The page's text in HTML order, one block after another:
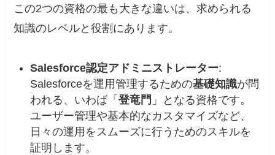
この2つの資格の最も大きな違いは、求められる
知識のレベルと役割にあります。
Salesforce認定アドミニストレーター:
Salesforceを運用管理するための基礎知識が問
われる、いわば「登竜門 」となる資格です。
ユーザー管理や基本的なカスタマイズなど、
日々の運用をスムーズに行うためのスキルを
証明します。